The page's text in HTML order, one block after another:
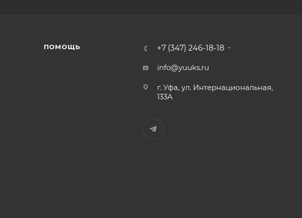
ПОМОЩЬ +7 (347) 246-18-18
info@yuuks.ru
г. Уфа, ул. Интернациональная,
133А